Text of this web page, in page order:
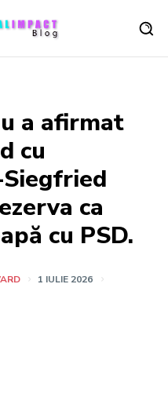
a afirmat
cu
ca
cu PSD.
1 IULIE 2026